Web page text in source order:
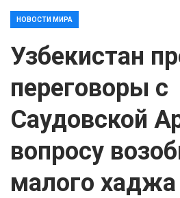
НОВОСТИ МИРА
Узбекистан
переговоры с
Саудовской
вопросу
малого хаджа